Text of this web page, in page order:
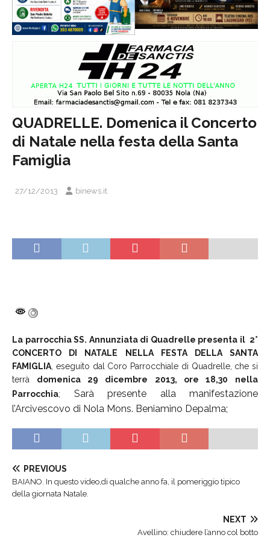
QUADRELLE. Domenica il Concerto
di Natale nella festa della Santa
Famiglia
27/12/2013 binews.it
La parrocchia SS. Annunziata di Quadrelle presenta il 2°
CONCERTO DI NATALE NELLA FESTA DELLA SANTA
FAMIGLIA, eseguito dal Coro Parrocchiale di Quadrelle, che si
terrà domenica 29 dicembre 2013, ore 18,30
nella
Parrocchia; Sarà presente alla manifestazione
l’Arcivescovo di Nola Mons. Beniamino Depalma;
PREVIOUS
BAIANO. In questo video,di qualche anno fa, il pomeriggio tipico
della giornata Natale.
NEXT
Avellino: chiudere l’anno col botto